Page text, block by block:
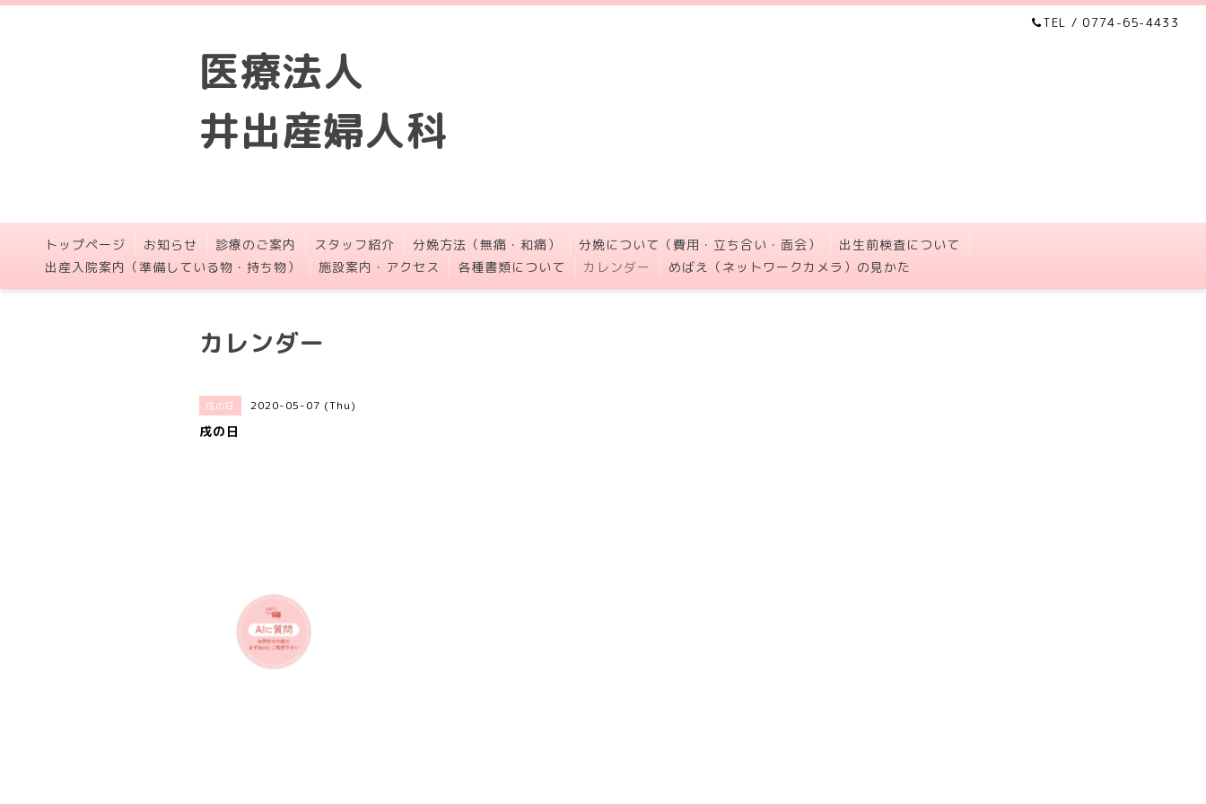
TEL / 0774-65-4433
医療法人
井出産婦人科
トップページ お知らせ 診療のご案内 スタッフ紹介 分娩方法（無痛・和痛） 分娩について（費用・立ち合い・面会）
出生前検査について
出産入院案内（準備している物・持ち物）
施設案内・アクセス 各種書類について カレンダー めばえ（ネットワークカメラ）の見かた
カレンダー
戌の日 2020-05-07 (Thu)
戌の日